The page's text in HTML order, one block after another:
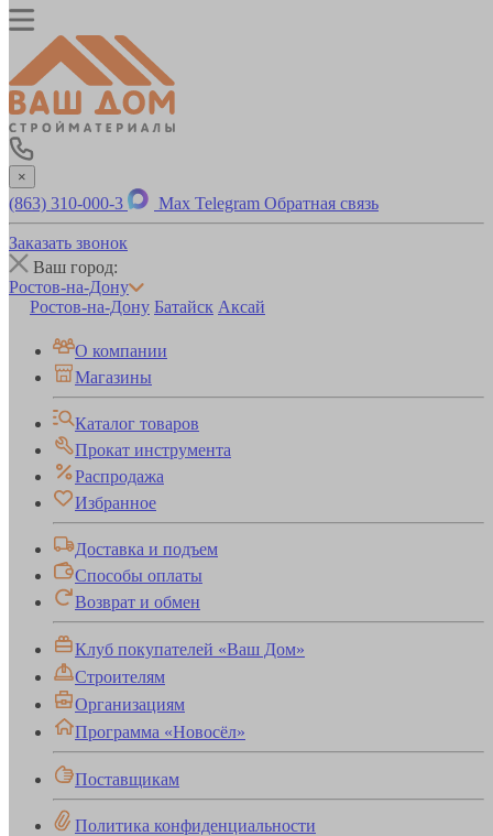
×
(863) 310-000-3 Max Telegram Обратная связь
Заказать звонок
Ваш город:
Ростов-на-Дону
Ростов-на-Дону Батайск Аксай
О компании
Магазины
Каталог товаров
Прокат инструмента
Распродажа
Избранное
Доставка и подъем
Способы оплаты
Возврат и обмен
Клуб покупателей «Ваш Дом»
Строителям
Организациям
Программа «Новосёл»
Поставщикам
Политика конфиденциальности